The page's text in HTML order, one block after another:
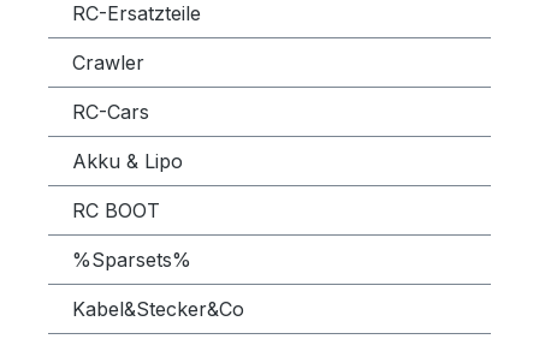
RC-Ersatzteile
Crawler
RC-Cars
Akku & Lipo
RC BOOT
%Sparsets%
Kabel&Stecker&Co